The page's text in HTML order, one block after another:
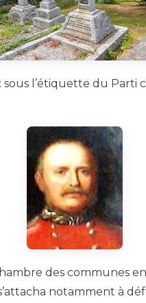
: sous l’étiquette du
des communes
notamment à